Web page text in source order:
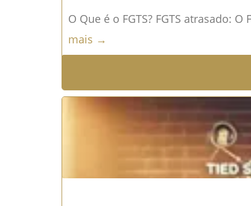
O Que é o FGTS? FGTS atrasado:
mais →